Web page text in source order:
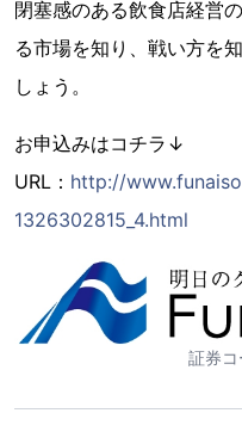
閉塞感のある飲食店経営
る市場を知り、戦い方を
しょう。
お申込みはコチラ↓
URL： http://
1326302815_4.html
証券